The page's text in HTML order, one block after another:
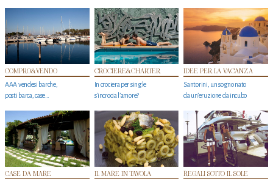
COMPRO&VENDO
AAA vendesi barche,
posti barca, case…
CROCIERE&CHARTER
In crociera per single
s'incrocia l’amore?
IDEE PER LA VACANZA
Santorini, un sogno nato
da un’eruzione da incubo
CASE DA MARE IL MARE IN TAVOLA REGALI SOTTO IL SOLE